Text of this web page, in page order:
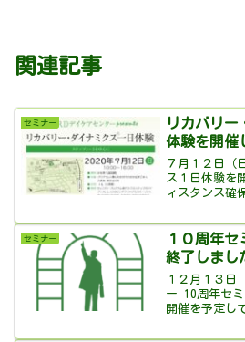
関連記事
セミナー
リカバリー
体験を開催
７月１２日（
ス１日体験を
ィスタンス確
セミナー
１０周年
終了しまし
１２月１３日
ー 10周年セ
開催を予定し
し込みの受付